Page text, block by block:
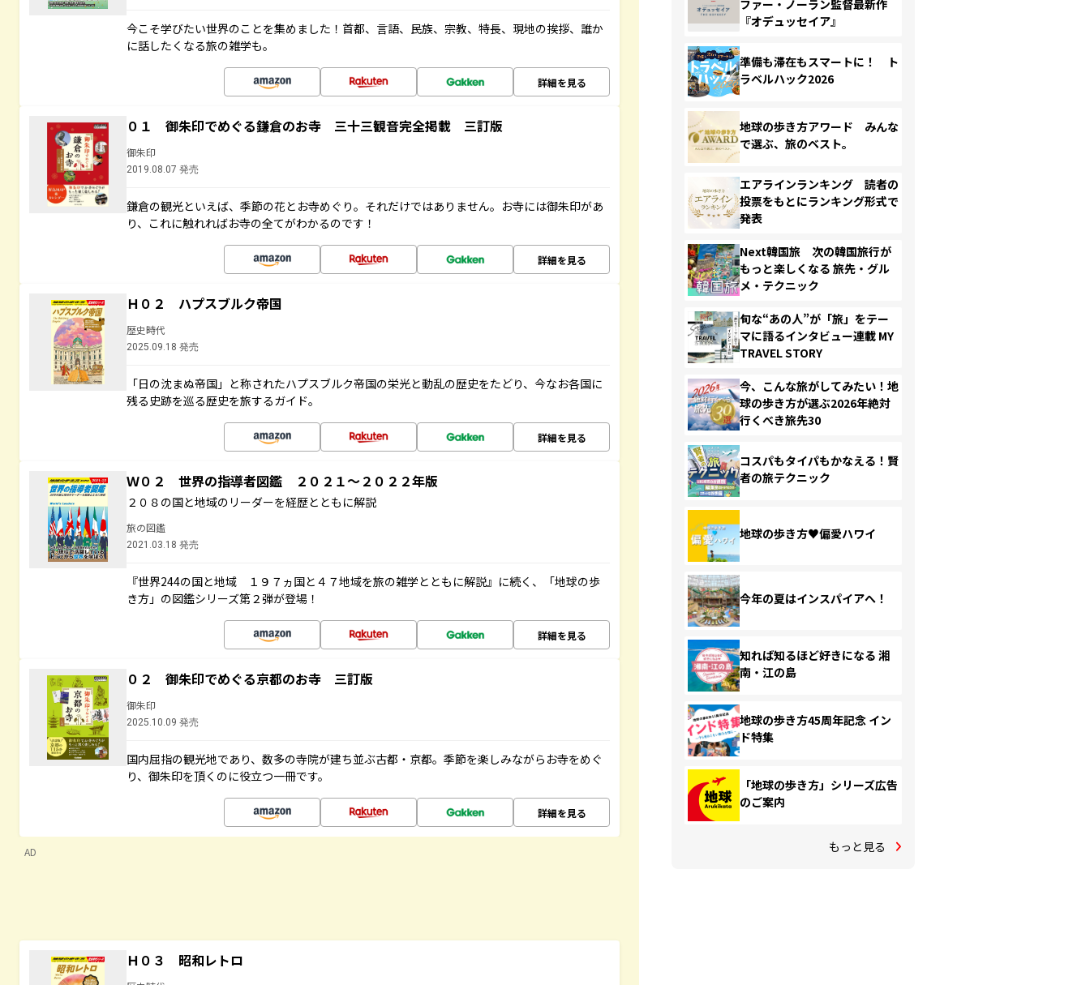
今こそ学びたい世界のことを集めました！首都、言語、民族、宗教、特長、現地の挨拶、誰か
に話したくなる旅の雑学も。
詳細を見る
０１ 御朱印でめぐる鎌倉のお寺 三十三観音完全掲載 三訂版
御朱印
2019.08.07 発売
鎌倉の観光といえば、季節の花とお寺めぐり。それだけではありません。お寺には御朱印があ
り、これに触れればお寺の全てがわかるのです！
詳細を見る
Ｈ０２ ハプスブルク帝国
歴史時代
2025.09.18 発売
「日の沈まぬ帝国」と称されたハプスブルク帝国の栄光と動乱の歴史をたどり、今なお各国に
残る史跡を巡る歴史を旅するガイド。
詳細を見る
Ｗ０２ 世界の指導者図鑑 ２０２１～２０２２年版
２０８の国と地域のリーダーを経歴とともに解説
旅の図鑑
2021.03.18 発売
『世界244の国と地域 １９７ヵ国と４７地域を旅の雑学とともに解説』に続く、「地球の歩
き方」の図鑑シリーズ第２弾が登場！
詳細を見る
０２ 御朱印でめぐる京都のお寺 三訂版
御朱印
2025.10.09 発売
国内屈指の観光地であり、数多の寺院が建ち並ぶ古都・京都。季節を楽しみながらお寺をめぐ
り、御朱印を頂くのに役立つ一冊です。
詳細を見る
AD
Ｈ０３ 昭和レトロ
ファー・ノーラン監督最新作
『オデュッセイア』
準備も滞在もスマートに！ ト
ラベルハック2026
地球の歩き方アワード みんな
で選ぶ、旅のベスト。
エアラインランキング 読者の
投票をもとにランキング形式で
発表
Next韓国旅 次の韓国旅行が
もっと楽しくなる 旅先・グル
メ・テクニック
旬な“あの人”が「旅」をテー
マに語るインタビュー連載 MY
TRAVEL STORY
今、こんな旅がしてみたい！地
球の歩き方が選ぶ2026年絶対
行くべき旅先30
コスパもタイパもかなえる！賢
者の旅テクニック
地球の歩き方♥偏愛ハワイ
今年の夏はインスパイアへ！
知れば知るほど好きになる 湘
南・江の島
地球の歩き方45周年記念 イン
ド特集
「地球の歩き方」シリーズ広告
のご案内
もっと見る